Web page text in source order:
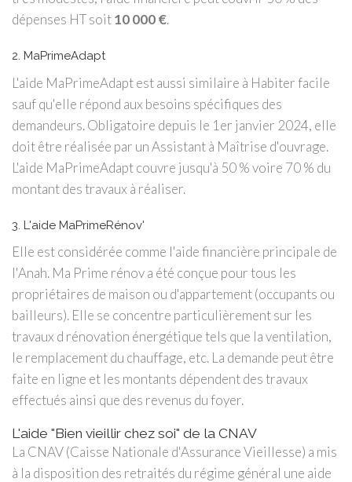
dépenses HT soit10 000 €.
2. MaPrimeAdapt
L'aide MaPrimeAdapt est aussi similaire à Habiter facile
sauf qu'elle répond aux besoins spécifiques des
demandeurs. Obligatoire depuis le 1er janvier 2024, elle
doit être réalisée par un Assistant à Maîtrise d'ouvrage.
L'aide MaPrimeAdapt couvre jusqu'à 50 % voire 70 % du
montant des travaux à réaliser.
3. L'aide MaPrimeRénov'
Elle est considérée comme l'aide financière principale de
l'Anah. Ma Prime rénov a été conçue pour tous les
propriétaires de maison ou d'appartement (occupants ou
bailleurs). Elle se concentre particulièrement sur les
travaux d rénovation énergétique tels que la ventilation,
le remplacement du chauffage, etc. La demande peut être
faite en ligne et les montants dépendent des travaux
effectués ainsi que des revenus du foyer.
L'aide "Bien vieillir chez soi" de la CNAV
La CNAV (Caisse Nationale d'Assurance Vieillesse) a mis
à la disposition des retraités du régime général une aide